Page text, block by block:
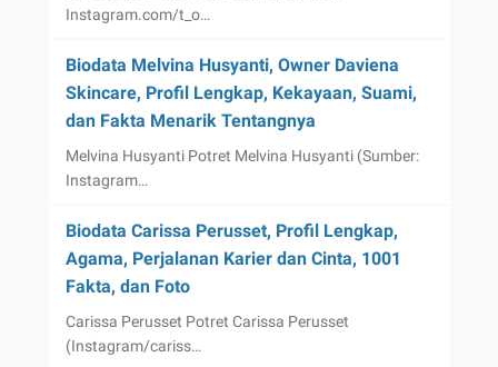
Instagram.com/t_o…
Biodata Melvina Husyanti, Owner Daviena
Skincare, Profil Lengkap, Kekayaan, Suami,
dan Fakta Menarik Tentangnya
Melvina Husyanti Potret Melvina Husyanti (Sumber:
Instagram…
Biodata Carissa Perusset, Profil Lengkap,
Agama, Perjalanan Karier dan Cinta, 1001
Fakta, dan Foto
Carissa Perusset Potret Carissa Perusset
(Instagram/cariss…